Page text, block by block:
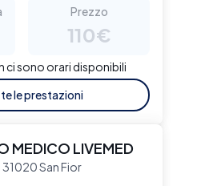
Prezzo
110€
ci sono orari disponibili
le prestazioni
MEDICO LIVEMED
31020 San Fior